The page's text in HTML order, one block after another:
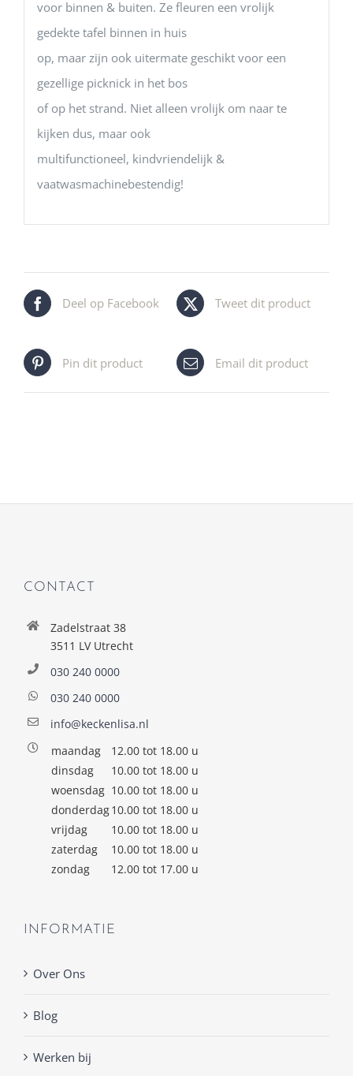
voor binnen & buiten. Ze fleuren een vrolijk
gedekte tafel binnen in huis
op, maar zijn ook uitermate geschikt voor een
gezellige picknick in het bos
of op het strand. Niet alleen vrolijk om naar te
kijken dus, maar ook
multifunctioneel, kindvriendelijk &
vaatwasmachinebestendig!
Deel op Facebook Tweet dit product
Pin dit product Email dit product
CONTACT
Zadelstraat 38
3511 LV Utrecht
030 240 0000
030 240 0000
info@keckenlisa.nl
maandag
12.00 tot 18.00 u
dinsdag
10.00 tot 18.00 u
woensdag 10.00 tot 18.00 u
donderdag10.00 tot 18.00 u
vrijdag
10.00 tot 18.00 u
zaterdag
10.00 tot 18.00 u
zondag
12.00 tot 17.00 u
INFORMATIE
Over Ons
Blog
Werken bij